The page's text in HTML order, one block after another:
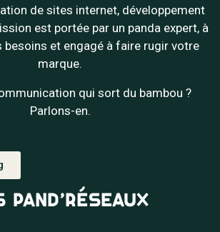
de sites internet, développement
est portée par un panda expert, à
besoins et engagé à faire rugir votre
marque.
qui sort du bambou ?
Parlons-en.
PAND’RÉSEAUX